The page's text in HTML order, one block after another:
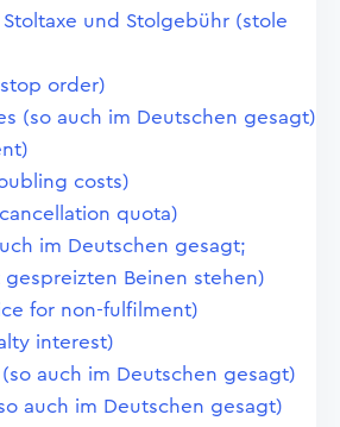
und Stolgebühr (stole
order)
(so auch im Deutschen gesagt)
costs)
quota)
im Deutschen gesagt;
Beinen stehen)
for non-fulfilment)
interest)
auch im Deutschen gesagt)
auch im Deutschen gesagt)